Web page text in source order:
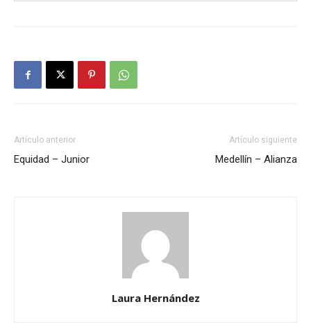
Artículo anterior
Equidad – Junior
Artículo siguiente
Medellín – Alianza
Laura Hernández